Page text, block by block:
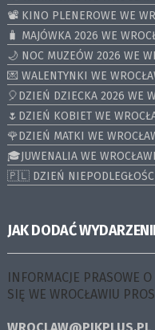
📽️ KINO PLENEROWE WE
🧳 MAJÓWKA 2026 WE
🌙 NOC MUZEÓW 2026 WE
💌 WALENTYNKI WE
🎈DZIEŃ DZIECKA 2026 WE
🌷DZIEŃ KOBIET WE
🌹DZIEŃ MATKI WE
🎓JUWENALIA WE
🇵🇱 DZIEŃ
JAK DODAĆ
INFORMACJE PRASOWE
SIĘ WE WROCŁAWIU